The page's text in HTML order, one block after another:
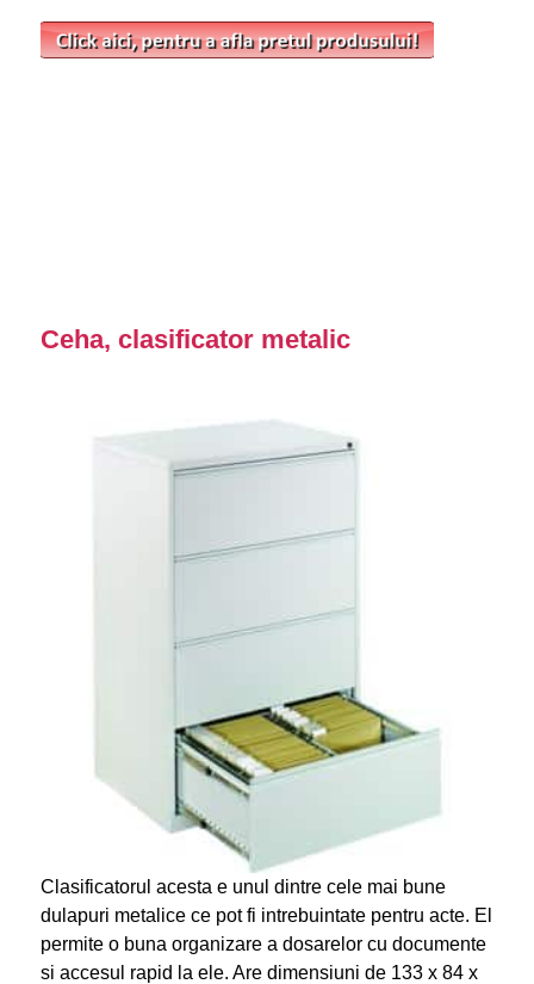
Ceha, clasificator metalic
Clasificatorul acesta e unul dintre cele mai bune
dulapuri metalice ce pot fi intrebuintate pentru acte. El
permite o buna organizare a dosarelor cu documente
si accesul rapid la ele. Are dimensiuni de 133 x 84 x